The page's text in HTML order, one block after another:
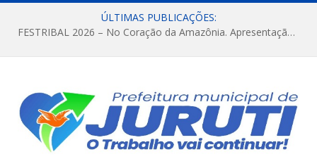
ÚLTIMAS PUBLICAÇÕES:
FESTRIBAL 2026 – No Coração da Amazônia. Apresentação da Munduruku.